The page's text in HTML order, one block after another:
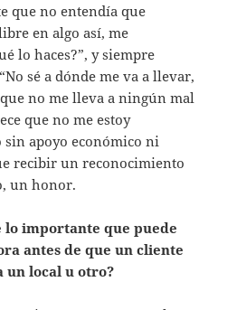
que no entendía que
en algo así, me
lo haces?”, y siempre
sé a dónde me va a llevar,
no me lleva a ningún mal
que no me estoy
sin apoyo económico ni
recibir un reconocimiento
un honor.
lo importante que puede
antes de que un cliente
un local u otro?